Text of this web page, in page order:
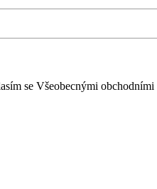
se Všeobecnými